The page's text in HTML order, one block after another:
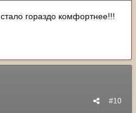
гораздо комфортнее!!!
#10